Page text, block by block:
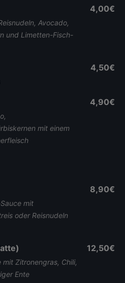
Avocado,
und Limetten-Fisch-
4,00€
4,50€
mit einem
4,90€
mit
oder Reisnudeln
8,90€
mit Zitronengras, Chili,
Ente
12,50€